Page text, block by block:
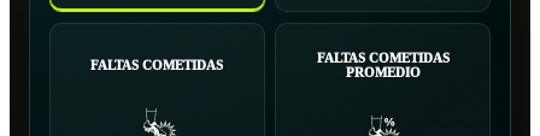
FALTAS COMETIDAS
FALTAS COMETIDAS
PROMEDIO